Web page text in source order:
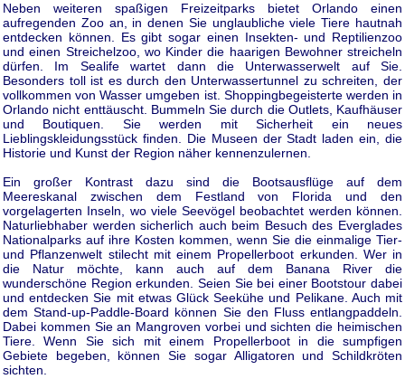
Neben weiteren spaßigen Freizeitparks bietet Orlando einen
aufregenden Zoo an, in denen Sie unglaubliche viele Tiere hautnah
entdecken können. Es gibt sogar einen Insekten- und Reptilienzoo
und einen Streichelzoo, wo Kinder die haarigen Bewohner streicheln
dürfen. Im Sealife wartet dann die Unterwasserwelt auf Sie.
Besonders toll ist es durch den Unterwassertunnel zu schreiten, der
vollkommen von Wasser umgeben ist. Shoppingbegeisterte werden in
Orlando nicht enttäuscht. Bummeln Sie durch die Outlets, Kaufhäuser
und Boutiquen. Sie werden mit Sicherheit ein neues
Lieblingskleidungsstück finden. Die Museen der Stadt laden ein, die
Historie und Kunst der Region näher kennenzulernen.
Ein großer Kontrast dazu sind die Bootsausflüge auf dem
Meereskanal zwischen dem Festland von Florida und den
vorgelagerten Inseln, wo viele Seevögel beobachtet werden können.
Naturliebhaber werden sicherlich auch beim Besuch des Everglades
Nationalparks auf ihre Kosten kommen, wenn Sie die einmalige Tier-
und Pflanzenwelt stilecht mit einem Propellerboot erkunden. Wer in
die Natur möchte, kann auch auf dem Banana River die
wunderschöne Region erkunden. Seien Sie bei einer Bootstour dabei
und entdecken Sie mit etwas Glück Seekühe und Pelikane. Auch mit
dem Stand-up-Paddle-Board können Sie den Fluss entlangpaddeln.
Dabei kommen Sie an Mangroven vorbei und sichten die heimischen
Tiere. Wenn Sie sich mit einem Propellerboot in die sumpfigen
Gebiete begeben, können Sie sogar Alligatoren und Schildkröten
sichten.